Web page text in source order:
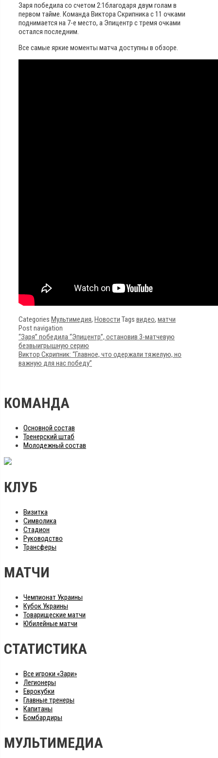
Заря победила со счетом 2:1благодаря двум голам в
первом тайме. Команда Виктора Скрипника с 11 очками
поднимается на 7-е место, а Эпицентр с тремя очками
остался последним.
Все самые яркие моменты матча доступны в обзоре.
Categories Мультимедия, Новости Tags видео, матчи
Post navigation
“Заря” победила “Эпицентр”, остановив 3-матчевую
безвыигрышную серию
Виктор Скрипник: “Главное, что одержали тяжелую, но
важную для нас победу”
КОМАНДА
Основной состав
Тренерский штаб
Молодежный состав
КЛУБ
Визитка
Символика
Стадион
Руководство
Трансферы
МАТЧИ
Чемпионат Украины
Кубок Украины
Товарищеские матчи
Юбилейные матчи
СТАТИСТИКА
Все игроки «Зари»
Легионеры
Еврокубки
Главные тренеры
Капитаны
Бомбардиры
МУЛЬТИМЕДИА